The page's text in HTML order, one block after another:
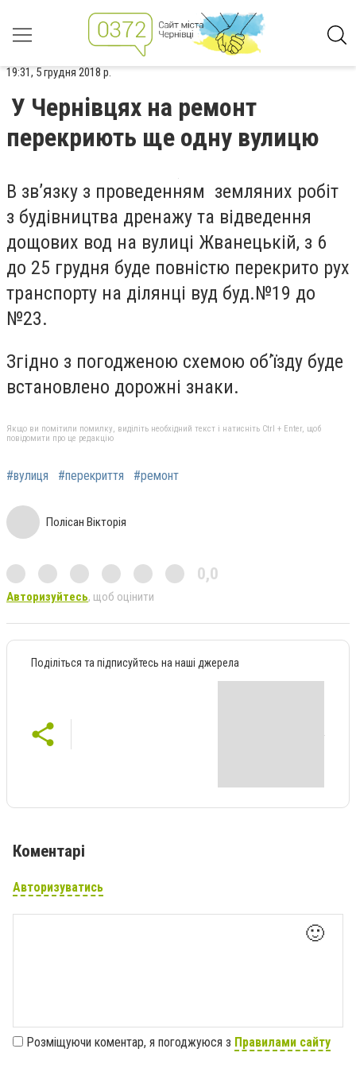
19:31, 5 грудня 2018 р.
У Чернівцях на ремонт
перекриють ще одну вулицю
В зв’язку з проведенням земляних робіт
з будівництва дренажу та відведення
дощових вод на вулиці Жванецькій, з 6
до 25 грудня буде повністю перекрито рух
транспорту на ділянці вуд буд.№19 до
№23.
Згідно з погодженою схемою об’їзду буде
встановлено дорожні знаки.
Якщо ви помітили помилку, виділіть необхідний текст і натисніть Ctrl + Enter, щоб
повідомити про це редакцію
#вулиця #перекриття #ремонт
Полісан Вікторія
0,0
Авторизуйтесь, щоб оцінити
Поділіться та підписуйтесь на наші джерела
Коментарі
Авторизуватись
🙂
Розміщуючи коментар, я погоджуюся з Правилами сайту